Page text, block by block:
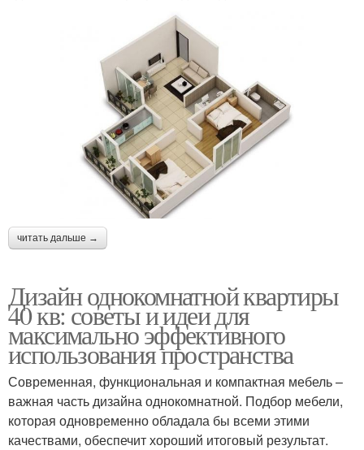
читать дальше →
Дизайн однокомнатной квартиры
40 кв: советы и идеи для
максимально эффективного
использования пространства
Современная, функциональная и компактная мебель –
важная часть дизайна однокомнатной. Подбор мебели,
которая одновременно обладала бы всеми этими
качествами, обеспечит хороший итоговый результат.